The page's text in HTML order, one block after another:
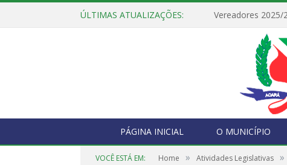
ÚLTIMAS ATUALIZAÇÕES: Vereadores 2025/
PÁGINA INICIAL O MUNICÍPIO
VOCÊ ESTÁ EM: Home » Atividades Legislativas »